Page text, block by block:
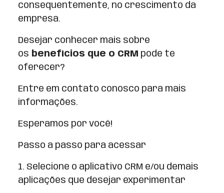
consequentemente, no crescimento da
empresa.
Desejar conhecer mais sobre
os benefícios que o CRM pode te
oferecer?
Entre em contato conosco para mais
informações.
Esperamos por você!
Passo a passo para acessar
1. Selecione o aplicativo CRM e/ou demais
aplicações que desejar experimentar